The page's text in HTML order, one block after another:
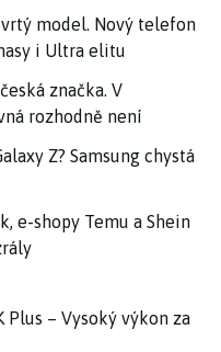
model. Nový telefon
i Ultra elitu
značka. V
rozhodně není
Z? Samsung chystá
e-shopy Temu a Shein
Plus – Vysoký výkon za